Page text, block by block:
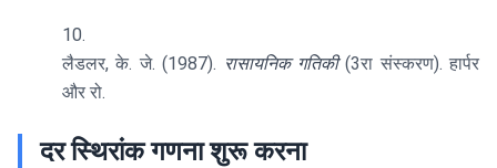
लैडलर, के. जे. (1987). रासायनिक गतिकी(3रा संस्करण). हार्पर
और रो.
दर स्थिरांक गणना शुरू करना